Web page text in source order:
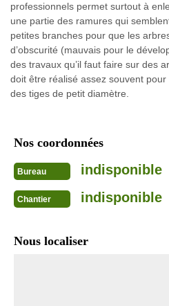
professionnels permet surtout à
une partie des ramures qui
petites branches pour que les
d’obscurité (mauvais pour le
des travaux qu’il faut faire sur des
doit être réalisé assez souvent pour
des tiges de petit diamètre.
Nos coordonnées
Bureau indisponible
Chantier indisponible
Nous localiser